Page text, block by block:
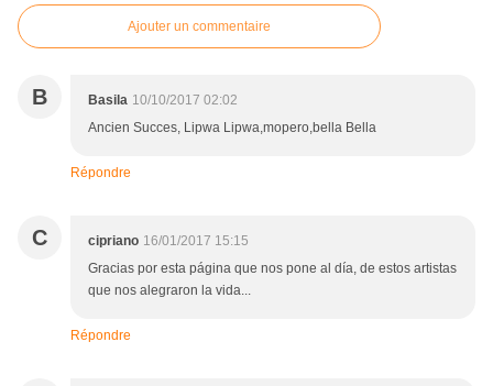
Ajouter un commentaire
B Basila 10/10/2017 02:02
Ancien Succes, Lipwa Lipwa,mopero,bella Bella
Répondre
C cipriano 16/01/2017 15:15
Gracias por esta página que nos pone al día, de estos artistas
que nos alegraron la vida...
Répondre